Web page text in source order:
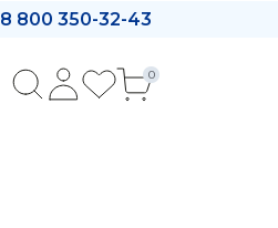
8 800 350-32-43
0